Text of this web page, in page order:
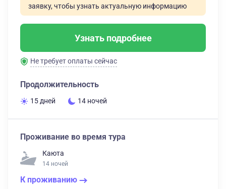
заявку, чтобы узнать актуальную информацию
Узнать подробнее
Не требует оплаты сейчас
Продолжительность
15 дней 14 ночей
Проживание во время тура
Каюта
14 ночей
К проживанию